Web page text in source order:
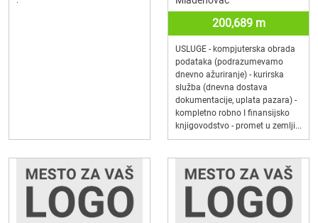
200,689 m
USLUGE - kompjuterska obrada
podataka (podrazumevamo
dnevno ažuriranje) - kurirska
služba (dnevna dostava
dokumentacije, uplata pazara) -
kompletno robno I finansijsko
knjigovodstvo - promet u zemlji...